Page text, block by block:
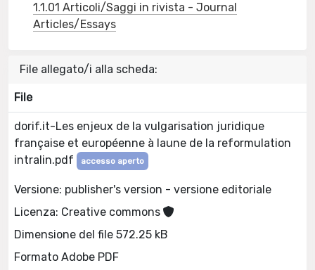
1.1.01 Articoli/Saggi in rivista - Journal
Articles/Essays
File allegato/i alla scheda:
File
dorif.it-Les enjeux de la vulgarisation juridique
française et européenne à laune de la reformulation
intralin.pdf
accesso aperto
Versione: publisher's version - versione editoriale
Licenza: Creative commons
Dimensione del file 572.25 kB
Formato Adobe PDF